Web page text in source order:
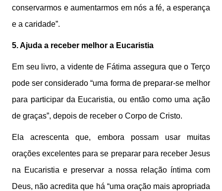
conservarmos e aumentarmos em nós a fé, a esperança
e a caridade”.
5. Ajuda a receber melhor a Eucaristia
Em seu livro, a vidente de Fátima assegura que o Terço
pode ser considerado “uma forma de preparar-se melhor
para participar da Eucaristia, ou então como uma ação
de graças”, depois de receber o Corpo de Cristo.
Ela acrescenta que, embora possam usar muitas
orações excelentes para se preparar para receber Jesus
na Eucaristia e preservar a nossa relação íntima com
Deus, não acredita que há “uma oração mais apropriada